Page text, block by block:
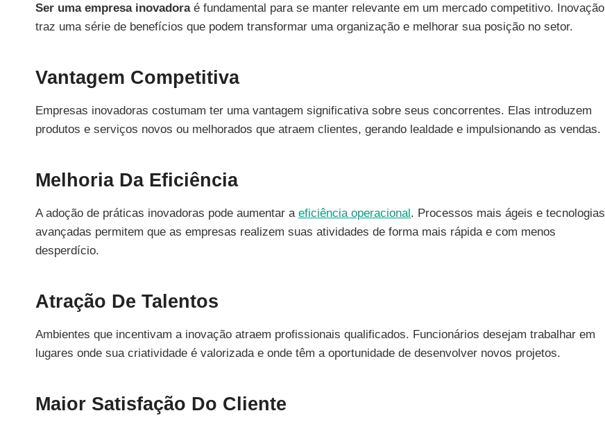
Ser uma empresa inovadoraé fundamental para se manter relevante em um mercado competitivo. Inovação
traz uma série de benefícios que podem transformar uma organização e melhorar sua posição no setor.
Vantagem Competitiva
Empresas inovadoras costumam ter uma vantagem significativa sobre seus concorrentes. Elas introduzem
produtos e serviços novos ou melhorados que atraem clientes, gerando lealdade e impulsionando as vendas.
Melhoria Da Eficiência
A adoção de práticas inovadoras pode aumentar a eficiência operacional. Processos mais ágeis e tecnologias
avançadas permitem que as empresas realizem suas atividades de forma mais rápida e com menos
desperdício.
Atração De Talentos
Ambientes que incentivam a inovação atraem profissionais qualificados. Funcionários desejam trabalhar em
lugares onde sua criatividade é valorizada e onde têm a oportunidade de desenvolver novos projetos.
Maior Satisfação Do Cliente